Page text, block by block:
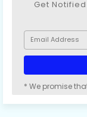
Get
* We promise